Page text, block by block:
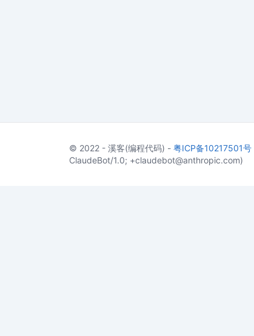
© 2022 - 溪客(编程代码) - 粤ICP备10217501号
ClaudeBot/1.0; +claudebot@anthropic.com)